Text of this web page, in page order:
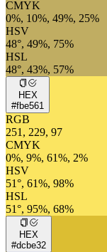
CMYK
0%, 10%, 49%, 25%
HSV
48°, 49%, 75%
HSL
48°, 43%, 57%
HEX
#fbe561
RGB
251, 229, 97
CMYK
0%, 9%, 61%, 2%
HSV
51°, 61%, 98%
HSL
51°, 95%, 68%
HEX
#dcbe32